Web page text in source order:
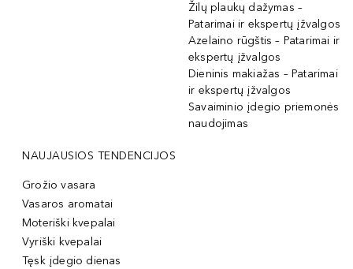
Žilų plaukų dažymas –
Patarimai ir ekspertų įžvalgos
Azelaino rūgštis – Patarimai ir
ekspertų įžvalgos
Dieninis makiažas – Patarimai
ir ekspertų įžvalgos
Savaiminio įdegio priemonės
naudojimas
NAUJAUSIOS TENDENCIJOS
Grožio vasara
Vasaros aromatai
Moteriški kvepalai
Vyriški kvepalai
Tęsk įdegio dienas